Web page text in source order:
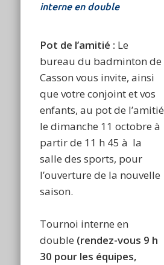
interne en double
Pot de l’amitié : Le
bureau du badminton de
Casson vous invite, ainsi
que votre conjoint et vos
enfants, au pot de l’amitié
le dimanche 11 octobre à
partir de 11 h 45 à la
salle des sports, pour
l’ouverture de la nouvelle
saison.
Tournoi interne en
double (rendez-vous 9 h
30 pour les équipes,